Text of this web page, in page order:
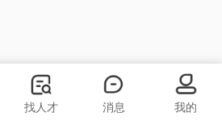
找人才 消息 我的